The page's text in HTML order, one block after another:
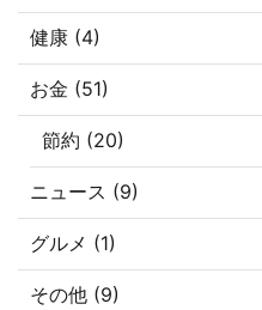
健康 (4)
お金 (51)
節約 (20)
ニュース (9)
グルメ (1)
その他 (9)